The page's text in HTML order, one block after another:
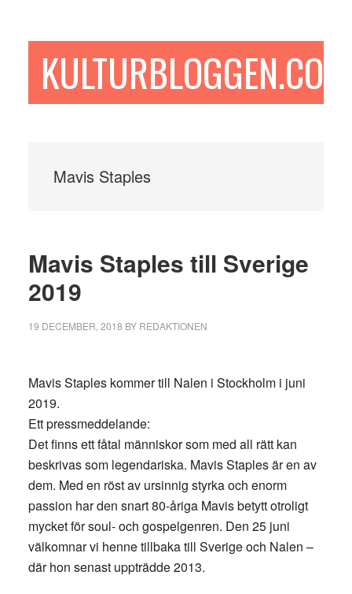
sidofältetKULTURBLOGGEN.COM
Mavis Staples
Mavis Staples till Sverige
2019
19 DECEMBER, 2018 BY REDAKTIONEN
Mavis Staples kommer till Nalen i Stockholm i juni
2019.
Ett pressmeddelande:
Det finns ett fåtal människor som med all rätt kan
beskrivas som legendariska. Mavis Staples är en av
dem. Med en röst av ursinnig styrka och enorm
passion har den snart 80-åriga Mavis betytt otroligt
mycket för soul- och gospelgenren. Den 25 juni
välkomnar vi henne tillbaka till Sverige och Nalen –
där hon senast uppträdde 2013.